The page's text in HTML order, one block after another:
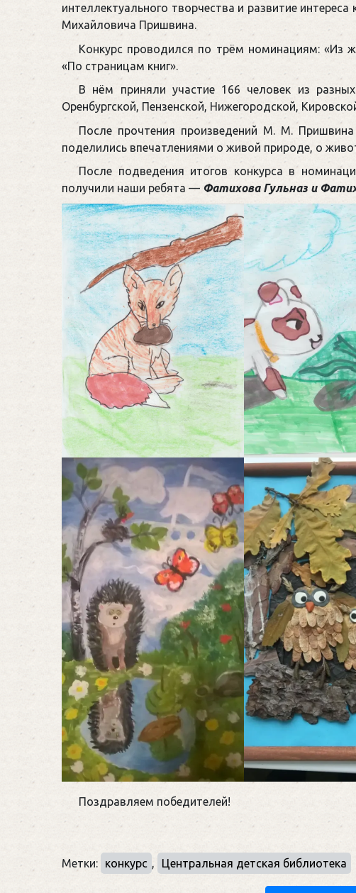
интеллектуального творчества и развитие
Михайловича Пришвина.
Конкурс проводился по трём номинациям: «Из
«По страницам книг».
В нём при­ня­ли уча­стие 166 человек из
Оренбургской, Пензенской, Нижегородской,
После прочтения произведений М. М.
поделились впечатлениями о живой природе, о
После подведения итогов конкурса в
получили наши ребята — Фатихова Гульназ и
Поздравляем победителей!
Метки: конкурс , Центральная детская библиотека